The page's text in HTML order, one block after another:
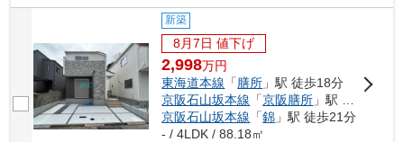
新築
8月7日 値下げ
2,998万円
東海道本線 「膳所 」駅 徒歩18分
京阪石山坂本線 「京阪膳所 」駅 徒歩18分
京阪石山坂本線 「錦 」駅 徒歩21分
- / 4LDK / 88.18㎡